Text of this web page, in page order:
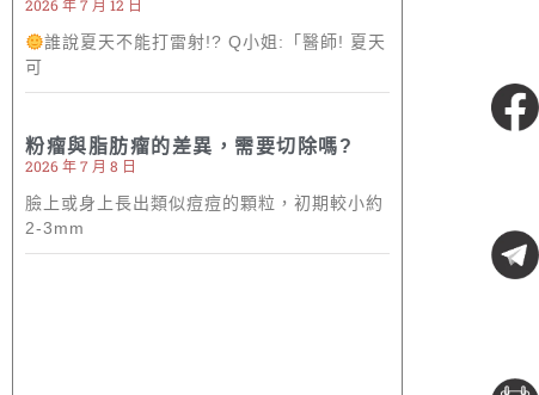
2026 年 7 月 12 日
誰說夏天不能打雷射!? Q小姐:「醫師! 夏天
可
粉瘤與脂肪瘤的差異，需要切除嗎?
2026 年 7 月 8 日
臉上或身上長出類似痘痘的顆粒，初期較小約
2-3mm